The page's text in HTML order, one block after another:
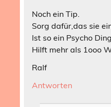
Noch ein Tip.
Sorg dafür,das sie
Ist so ein Psycho Ding.
Hilft mehr als 1ooo
Ralf
Antworten